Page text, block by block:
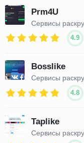
Prm4U
Сервисы
4.9
Bosslike
Сервисы
4.8
Taplike
Сервисы